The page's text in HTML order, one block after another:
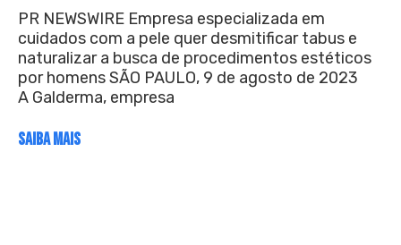
PR NEWSWIRE Empresa especializada em
cuidados com a pele quer desmitificar tabus e
naturalizar a busca de procedimentos estéticos
por homens SÃO PAULO, 9 de agosto de 2023
A Galderma, empresa
SAIBA MAIS